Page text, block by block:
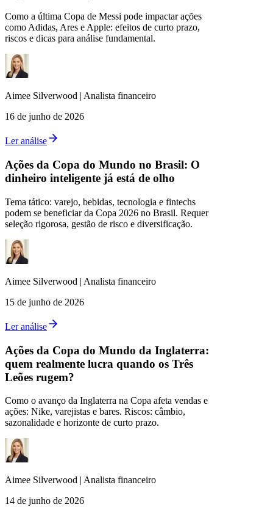
Como a última Copa de Messi pode impactar ações
como Adidas, Ares e Apple: efeitos de curto prazo,
riscos e dicas para análise fundamental.
Aimee Silverwood Analista financeiro
16 de junho de 2026
Ler análise
Ações da Copa do Mundo no Brasil: O
dinheiro inteligente já está de olho
Tema tático: varejo, bebidas, tecnologia e fintechs
podem se beneficiar da Copa 2026 no Brasil. Requer
seleção rigorosa, gestão de risco e diversificação.
Aimee Silverwood | Analista financeiro
15 de junho de 2026
Ler análise
Ações da Copa do Mundo da Inglaterra:
quem realmente lucra quando os Três
Leões rugem?
Como o avanço da Inglaterra na Copa afeta vendas e
ações: Nike, varejistas e bares. Riscos: câmbio,
sazonalidade e horizonte de curto prazo.
Aimee Silverwood | Analista financeiro
14 de junho de 2026